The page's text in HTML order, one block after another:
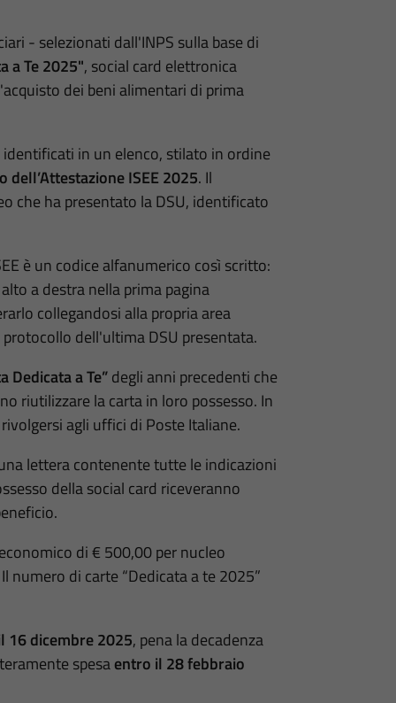
- selezionati dall'INPS sulla base di
a Te 2025", social card elettronica
dei beni alimentari di prima
in un elenco, stilato in ordine
ISEE 2025. Il
che ha presentato la DSU, identificato
è un codice alfanumerico così scritto:
a destra nella prima pagina
collegandosi alla propria area
dell'ultima DSU presentata.
Dedicata a Te”degli anni precedenti che
riutilizzare la carta in loro possesso. In
agli uffici di Poste Italiane.
lettera contenente tutte le indicazioni
della social card riceveranno
di € 500,00 per nucleo
numero di carte “Dedicata a te 2025”
16 dicembre 2025, pena la decadenza
spesaentro il 28 febbraio